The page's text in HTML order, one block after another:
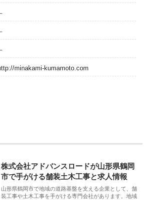
minakami-kumamoto.com
株式会社アドバンスロードが山形県鶴岡
市で手がける舗装土木工事と求人情報
山形県鶴岡市で地域の道路基盤を支える企業として、舗
装工事や土木工事を手がける専門会社があります。地域